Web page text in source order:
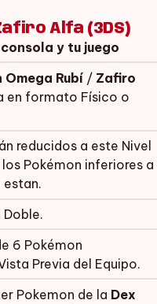
Alfa (3DS)
y tu juego
Omega Rubí / Zafiro
en formato Físico o
reducidos a este Nivel
Pokémon inferiores a
estan.
6 Pokémon
Previa del Equipo.
Pokemon de la Dex